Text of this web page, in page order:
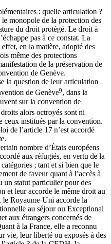
: quelle articulation ?
monopole de la protection des
du droit protégé. Le droit à
pas à ce constat. La
en la matière, adopté des
même des protections
de la préservation de
de Genève.
la question de leur articulation
de Genève9, dans la
sur la convention de
alors octroyés sont ni
ceux institués par la convention.
de l’article 17 n’est accordé
nombre d’États européens
aux réfugiés, en vertu de la
; tant et si bien que le
de faveur quant à l’accès à
un statut particulier pour des
et leur accorde le même droit au
le Royaume-Uni accorde la
au séjour ou Exceptional
aux étrangers concernés de
à la France, elle a reconnu
vie, leur liberté ou exposés à des